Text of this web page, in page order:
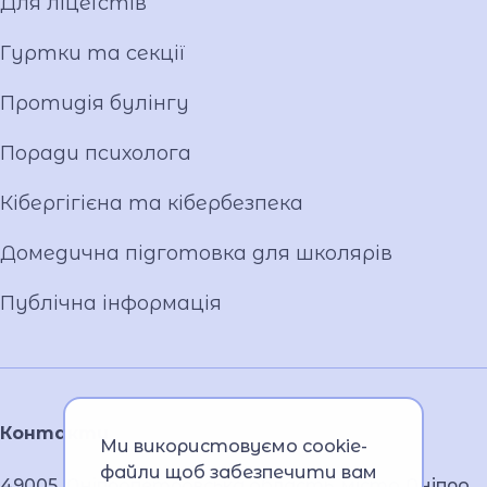
Контакти
Гуртки та секції
Протидія булінгу
Поради психолога
Кібергігієна та кібербезпека
Домедична підготовка для школярів
Публічна інформація
Ми використовуємо cookie-
файли щоб забезпечити вам